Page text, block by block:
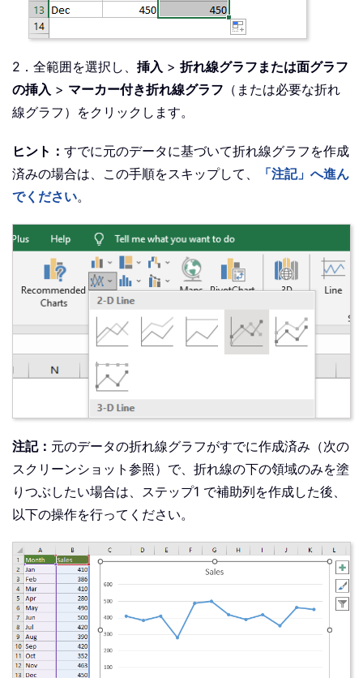
2．全範囲を選択し、 挿入 > 折れ線グラフまたは面グラフ
の挿入 > マーカー付き折れ線グラフ （または必要な折れ
線グラフ）をクリックします。
ヒント： すでに元のデータに基づいて折れ線グラフを作成
済みの場合は、この手順をスキップして、
「注記」へ進ん
でください。
注記： 元のデータの折れ線グラフがすでに作成済み（次の
スクリーンショット参照）で、折れ線の下の領域のみを塗
りつぶしたい場合は、ステップ1 で補助列を作成した後、
以下の操作を行ってください。